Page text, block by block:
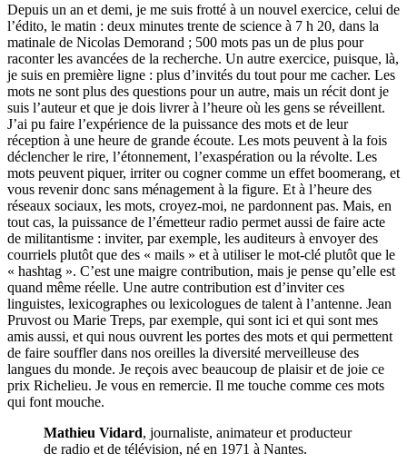
Depuis un an et demi, je me suis frotté à un nouvel exercice, celui de
l’édito, le matin : deux minutes trente de science à 7 h 20, dans la
matinale de Nicolas Demorand ; 500 mots pas un de plus pour
raconter les avancées de la recherche. Un autre exercice, puisque, là,
je suis en première ligne : plus d’invités du tout pour me cacher. Les
mots ne sont plus des questions pour un autre, mais un récit dont je
suis l’auteur et que je dois livrer à l’heure où les gens se réveillent.
J’ai pu faire l’expérience de la puissance des mots et de leur
réception à une heure de grande écoute. Les mots peuvent à la fois
déclencher le rire, l’étonnement, l’exaspération ou la révolte. Les
mots peuvent piquer, irriter ou cogner comme un effet boomerang, et
vous revenir donc sans ménagement à la figure. Et à l’heure des
réseaux sociaux, les mots, croyez-moi, ne pardonnent pas. Mais, en
tout cas, la puissance de l’émetteur radio permet aussi de faire acte
de militantisme : inviter, par exemple, les auditeurs à envoyer des
courriels plutôt que des « mails » et à utiliser le mot-clé plutôt que le
« hashtag ». C’est une maigre contribution, mais je pense qu’elle est
quand même réelle. Une autre contribution est d’inviter ces
linguistes, lexicographes ou lexicologues de talent à l’antenne. Jean
Pruvost ou Marie Treps, par exemple, qui sont ici et qui sont mes
amis aussi, et qui nous ouvrent les portes des mots et qui permettent
de faire souffler dans nos oreilles la diversité merveilleuse des
langues du monde. Je reçois avec beaucoup de plaisir et de joie ce
prix Richelieu. Je vous en remercie. Il me touche comme ces mots
qui font mouche.
Mathieu Vidard, journaliste, animateur et producteur
de radio et de télévision, né en 1971 à Nantes.